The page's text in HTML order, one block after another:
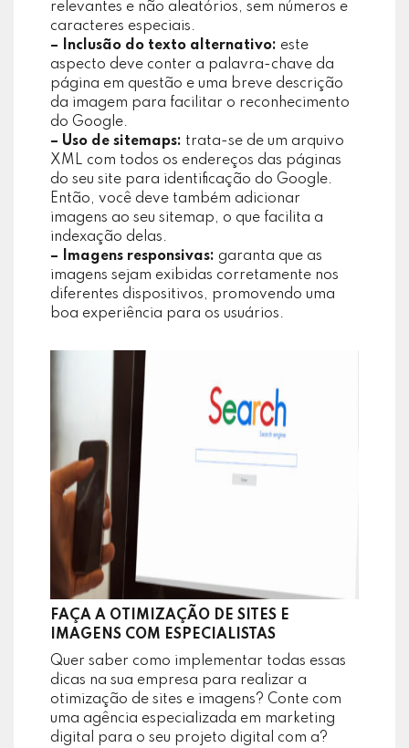
relevantes e não aleatórios, sem números e
caracteres especiais.
– Inclusão do texto alternativo: este
aspecto deve conter a palavra-chave da
página em questão e uma breve descrição
da imagem para facilitar o reconhecimento
do Google.
– Uso de sitemaps: trata-se de um arquivo
XML com todos os endereços das páginas
do seu site para identificação do Google.
Então, você deve também adicionar
imagens ao seu sitemap, o que facilita a
indexação delas.
– Imagens responsivas: garanta que as
imagens sejam exibidas corretamente nos
diferentes dispositivos, promovendo uma
boa experiência para os usuários.
FAÇA A OTIMIZAÇÃO DE SITES E
IMAGENS COM ESPECIALISTAS
Quer saber como implementar todas essas
dicas na sua empresa para realizar a
otimização de sites e imagens? Conte com
uma agência especializada em marketing
digital para o seu projeto digital com a?